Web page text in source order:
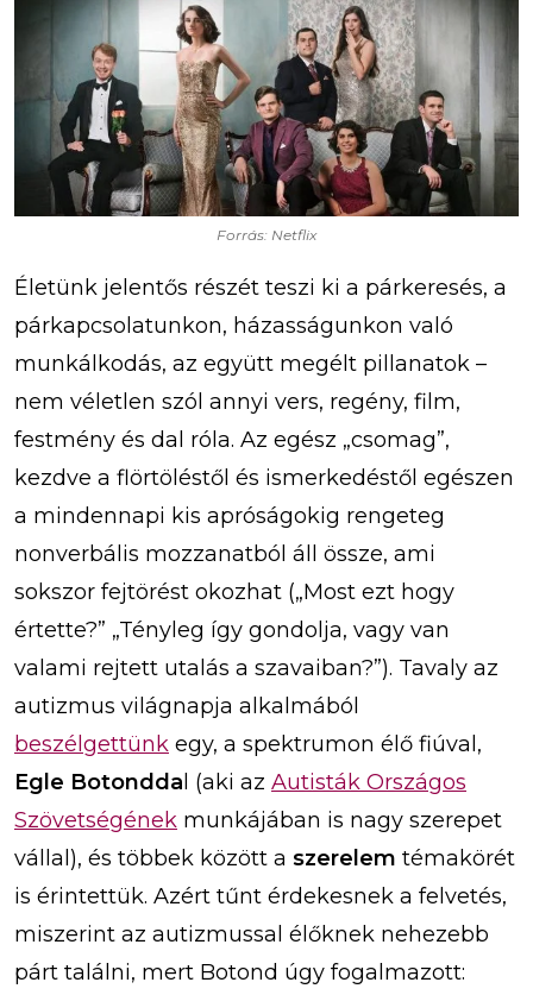
Forrás: Netflix
Életünk jelentős részét teszi ki a párkeresés, a
párkapcsolatunkon, házasságunkon való
munkálkodás, az együtt megélt pillanatok –
nem véletlen szól annyi vers, regény, film,
festmény és dal róla. Az egész „csomag”,
kezdve a flörtöléstől és ismerkedéstől egészen
a mindennapi kis apróságokig rengeteg
nonverbális mozzanatból áll össze, ami
sokszor fejtörést okozhat („Most ezt hogy
értette?” „Tényleg így gondolja, vagy van
valami rejtett utalás a szavaiban?”). Tavaly az
autizmus világnapja alkalmából
beszélgettünk egy, a spektrumon élő fiúval,
Egle Botonddal (aki az Autisták Országos
Szövetségének munkájában is nagy szerepet
vállal), és többek között a szerelem témakörét
is érintettük. Azért tűnt érdekesnek a felvetés,
miszerint az autizmussal élőknek nehezebb
párt találni, mert Botond úgy fogalmazott: